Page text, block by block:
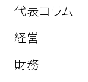
代表コラム
経営
財務